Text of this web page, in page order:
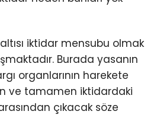
iktidar mensubu olmak
Burada yasanın
organlarının harekete
ve tamamen iktidardaki
çıkacak söze